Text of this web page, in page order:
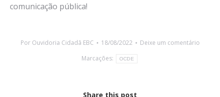
comunicação pública!
Por Ouvidoria Cidadã EBC 18/08/2022
Deixe um comentário
Marcações:
OCDE
Share this post